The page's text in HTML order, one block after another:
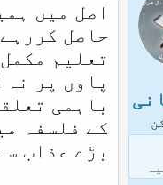
اصل میں
حاصل
تعلیم
پاوں پر
باہمی
کے فلسفہ
بڑے عذاب